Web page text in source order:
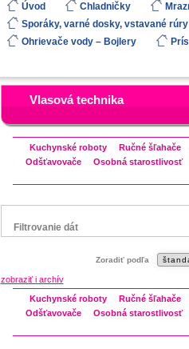
Úvod Chladničky
Sporáky, varné dosky, vstavané
Ohrievače vody – Bojlery
Vlasová technika
Kuchynské roboty Ručné šľahače
Odšťavovače
Osobná starostlivosť
Filtrovanie dát
Gorenje
Orava
Zelmer
Zoradiť podľa
zobraziť i archív
Kuchynské roboty
Ručné šľahače
Odšťavovače
Osobná starostlivosť